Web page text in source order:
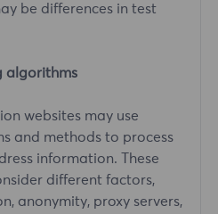
be differences in test
algorithms
websites may use
and methods to process
information. These
different factors,
anonymity, proxy servers,